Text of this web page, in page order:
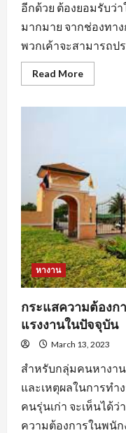
อีกด้วย ต้องยอมรับว่
มากมาย จากช่องทา
พวกเค้าจะสามารถป
Read MoreRead
more
หา
งาน
บัญชี
ตลอด
จน
การ
หา
ข้อมูล
จาก
แหล่ง
ต่างๆ
หางาน
กระแสความต้องก
แรงงานในปัจจุบัน
March 13, 2023
สำหรับกลุ่มคนหางา
และเหตุผลในการทำ
คนรุ่นเก่า จะเห็นได้
ความต้องการในพนั